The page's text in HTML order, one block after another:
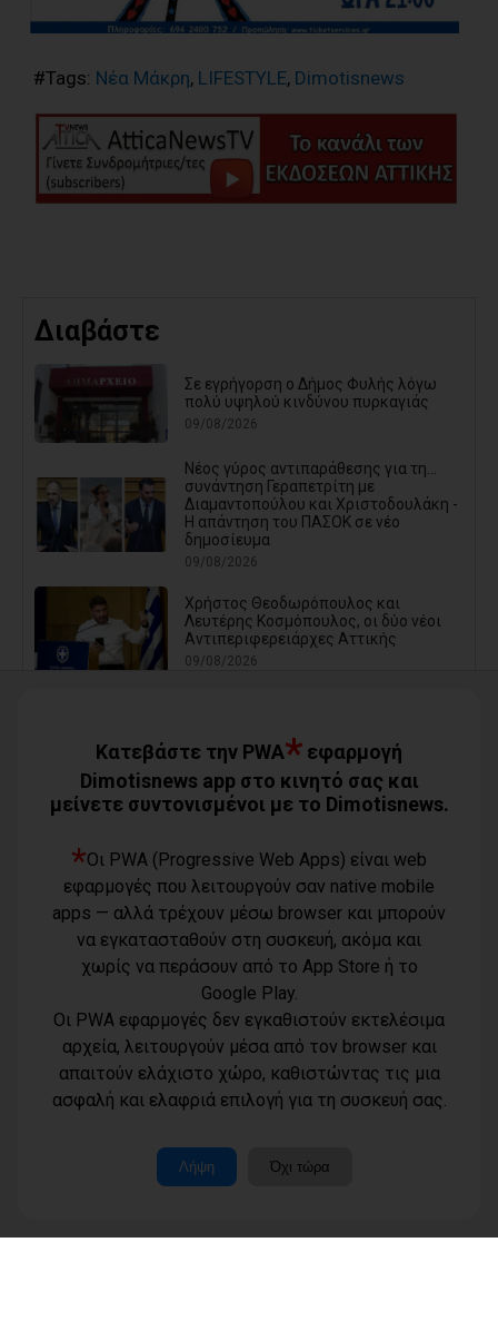
#Tags: Νέα Μάκρη, LIFESTYLE, Dimotisnews
Διαβάστε
Σε εγρήγορση ο Δήμος Φυλής λόγω
πολύ υψηλού κινδύνου πυρκαγιάς
09/08/2026
Νέος γύρος αντιπαράθεσης για τη...
συνάντηση Γεραπετρίτη με
Διαμαντοπούλου και Χριστοδουλάκη -
Η απάντηση του ΠΑΣΟΚ σε νέο
δημοσίευμα
09/08/2026
Χρήστος Θεοδωρόπουλος και
Λευτέρης Κοσμόπουλος, οι δύο νέοι
Αντιπεριφερειάρχες Αττικής
09/08/2026
Όροι χρήσης
Πολιτική
Μέλη
Τηλέφωνο
Κατεβάστε την PWA* εφαρμογή
Dimotisnews app στο κινητό σας και
μείνετε συντονισμένοι με το Dimotisnews.
*Οι PWA (Progressive Web Apps) είναι web
εφαρμογές που λειτουργούν σαν native mobile
apps — αλλά τρέχουν μέσω browser και μπορούν
να εγκατασταθούν στη συσκευή, ακόμα και
χωρίς να περάσουν από το App Store ή το
Google Play.
Οι PWA εφαρμογές δεν εγκαθιστούν εκτελέσιμα
αρχεία, λειτουργούν μέσα από τον browser και
απαιτούν ελάχιστο χώρο, καθιστώντας τις μια
ασφαλή και ελαφριά επιλογή για τη συσκευή σας.
Λήψη Όχι τώρα